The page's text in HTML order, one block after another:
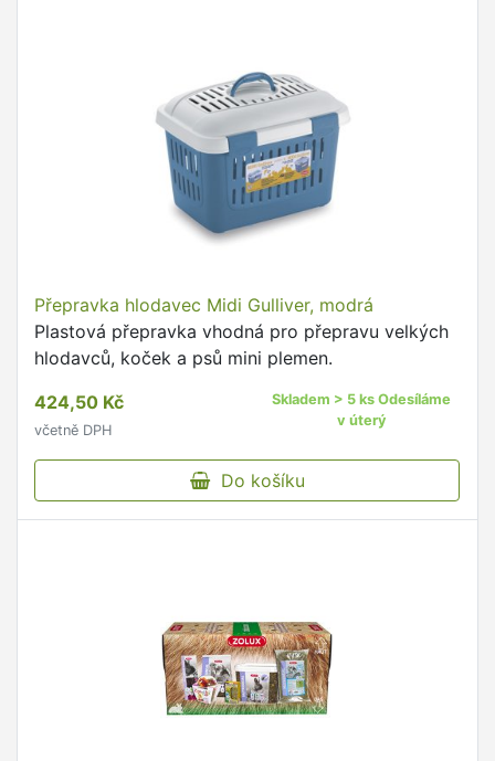
Přepravka hlodavec Midi Gulliver, modrá
Plastová přepravka vhodná pro přepravu velkých
hlodavců, koček a psů mini plemen.
424,50 Kč
včetně DPH
Skladem > 5 ks Odesíláme
v úterý
Do košíku